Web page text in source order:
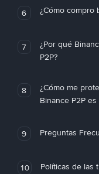
6 ¿Cómo compro
7
¿Por qué
P2P?
8
¿Cómo me
Binance P2P
9 Preguntas
10 Políticas de las